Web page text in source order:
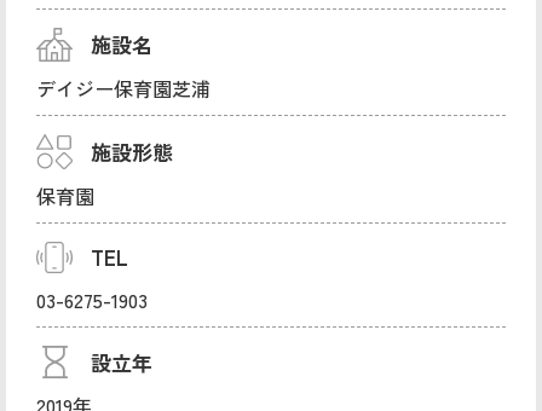
施設名
デイジー保育園芝浦
施設形態
保育園
TEL
03-6275-1903
設立年
2019年